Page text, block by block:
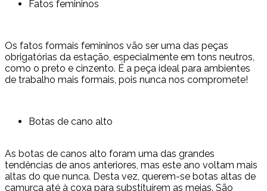
Fatos femininos
Os fatos formais femininos vão ser uma das peças
obrigatórias da estação, especialmente em tons neutros,
como o preto e cinzento. É a peça ideal para ambientes
de trabalho mais formais, pois nunca nos compromete!
Botas de cano alto
As botas de canos alto foram uma das grandes
tendências de anos anteriores, mas este ano voltam mais
altas do que nunca. Desta vez, querem-se botas altas de
camurça até à coxa para substituírem as meias. São